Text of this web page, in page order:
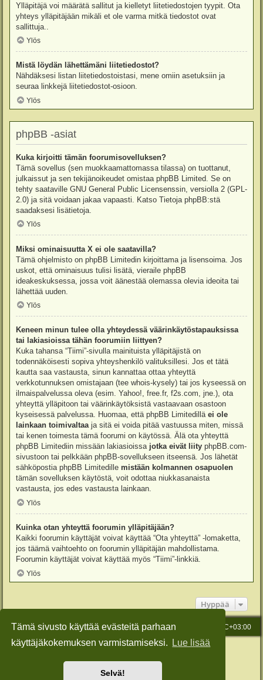
Tämä sivusto käyttää evästeitä parhaan
käyttäjäkokemuksen varmistamiseksi.
Lue lisää
Selvä!
Ylläpitäjä voi määrätä sallitut ja kielletyt liitetiedostojen tyypit. Ota
yhteys ylläpitäjään mikäli et ole varma mitkä tiedostot ovat
sallittuja..
Ylös
Mistä löydän lähettämäni liitetiedostot?
Nähdäksesi listan liitetiedostoistasi, mene omiin asetuksiin ja
seuraa linkkejä liitetiedostot-osioon.
Ylös
phpBB -asiat
Kuka kirjoitti tämän foorumisovelluksen?
Tämä sovellus (sen muokkaamattomassa tilassa) on tuottanut,
julkaissut ja sen tekijänoikeudet omistaa phpBB Limited . Se on
tehty saataville GNU General Public Licensenssin, versiolla 2 (GPL-
2.0) ja sitä voidaan jakaa vapaasti. Katso Tietoja phpBB:stä
saadaksesi lisätietoja.
Ylös
Miksi ominaisuutta X ei ole saatavilla?
Tämä ohjelmisto on phpBB Limitedin kirjoittama ja lisensoima. Jos
uskot, että ominaisuus tulisi lisätä, vieraile phpBB
ideakeskuksessa , jossa voit äänestää olemassa olevia ideoita tai
lähettää uuden.
Ylös
Keneen minun tulee olla yhteydessä väärinkäytöstapauksissa
tai lakiasioissa tähän foorumiin liittyen?
Kuka tahansa “Tiimi”-sivulla mainituista ylläpitäjistä on
todennäköisesti sopiva yhteyshenkilö valituksillesi. Jos et tätä
kautta saa vastausta, sinun kannattaa ottaa yhteyttä
verkkotunnuksen omistajaan (tee whois-kysely) tai jos kyseessä on
ilmaispalvelussa oleva (esim. Yahoo!, free.fr, f2s.com, jne.), ota
yhteyttä ylläpitoon tai väärinkäytöksistä vastaavaan osastoon
kyseisessä palvelussa. Huomaa, että phpBB Limitedillä ei ole
lainkaan toimivaltaaja sitä ei voida pitää vastuussa miten, missä
tai kenen toimesta tämä foorumi on käytössä. Älä ota yhteyttä
phpBB Limitediin missään lakiasioissa jotka eivät liity phpBB.com-
sivustoon tai pelkkään phpBB-sovellukseen itseensä. Jos lähetät
sähköpostia phpBB Limitedille mistään kolmannen osapuolen
tämän sovelluksen käytöstä, voit odottaa niukkasanaista
vastausta, jos edes vastausta lainkaan.
Ylös
Kuinka otan yhteyttä foorumin ylläpitäjään?
Kaikki foorumin käyttäjät voivat käyttää “Ota yhteyttä” -lomaketta,
jos täämä vaihtoehto on foorumin ylläpitäjän mahdollistama.
Foorumin käyttäjät voivat käyttää myös “Tiimi”-linkkiä.
Ylös
Hyppää
Etusivu Kaikki ajat ovat UTC+03:00
Viesti Ylläpidolle
Keskustelufoorumin ohjelmistophpBB® Forum Software © phpBB Limited